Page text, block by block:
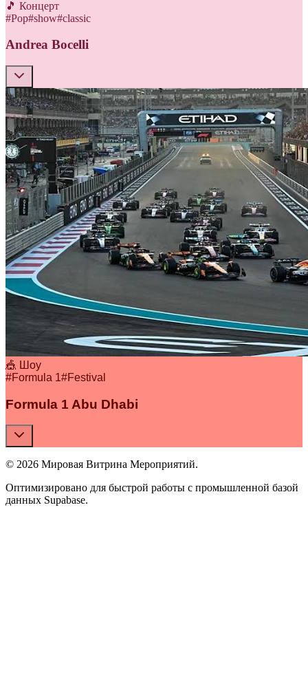
🎵 Концерт
#Pop#show#classic
Andrea Bocelli
🎪 Шоу
#Formula 1#Festival
Formula 1 Abu Dhabi
© 2026 Мировая Витрина Мероприятий.
Оптимизировано для быстрой работы с промышленной базой
данных Supabase.